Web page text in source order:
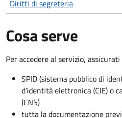
Diritti di segreteria
Cosa serve
Per accedere al servizio,
SPID (sistema pubblico di
d’identità elettronica (CIE) o
(CNS)
tutta la documentazione